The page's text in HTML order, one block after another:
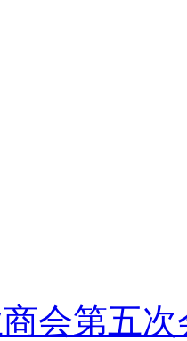
会第五